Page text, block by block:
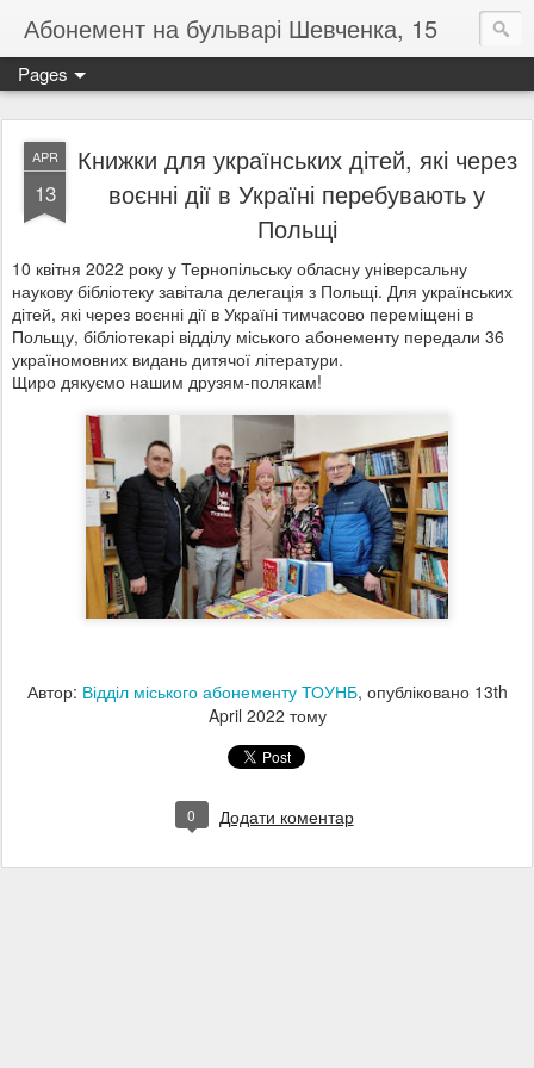
Абонемент на бульварі Шевченка, 15
Pages
APR
13
Книжки для українських дітей, які через
воєнні дії в Україні перебувають у
Польщі
10 квітня 2022 року у Тернопільську обласну універсальну
наукову бібліотеку завітала делегація з Польщі. Для українських
дітей, які через воєнні дії в Україні тимчасово переміщені в
Польщу, бібліотекарі відділу міського абонементу передали 36
україномовних видань дитячої літератури.
Щиро дякуємо нашим друзям-полякам!
Автор: Відділ міського абонементу ТОУНБ, опубліковано 13th
April 2022 тому
0 Додати коментар